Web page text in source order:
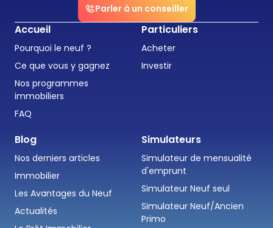
Parler à un conseiller
Accueil
Pourquoi le neuf ?
Ce que vous y gagnez
Nos programmes
immobiliers
FAQ
Particuliers
Acheter
Investir
Blog
Nos derniers articles
Immobilier
Les Avantages du Neuf
Actualités
Simulateurs
Simulateur de mensualité
d'emprunt
Simulateur Neuf seul
Simulateur Neuf/Ancien
Primo